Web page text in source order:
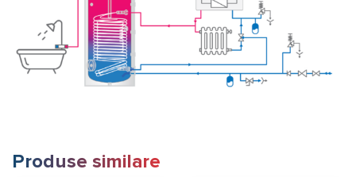
Produse similare